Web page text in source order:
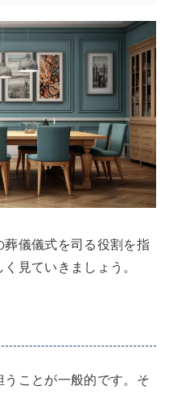
儀儀式を司る役割を指
見ていきましょう。
ことが一般的です。そ